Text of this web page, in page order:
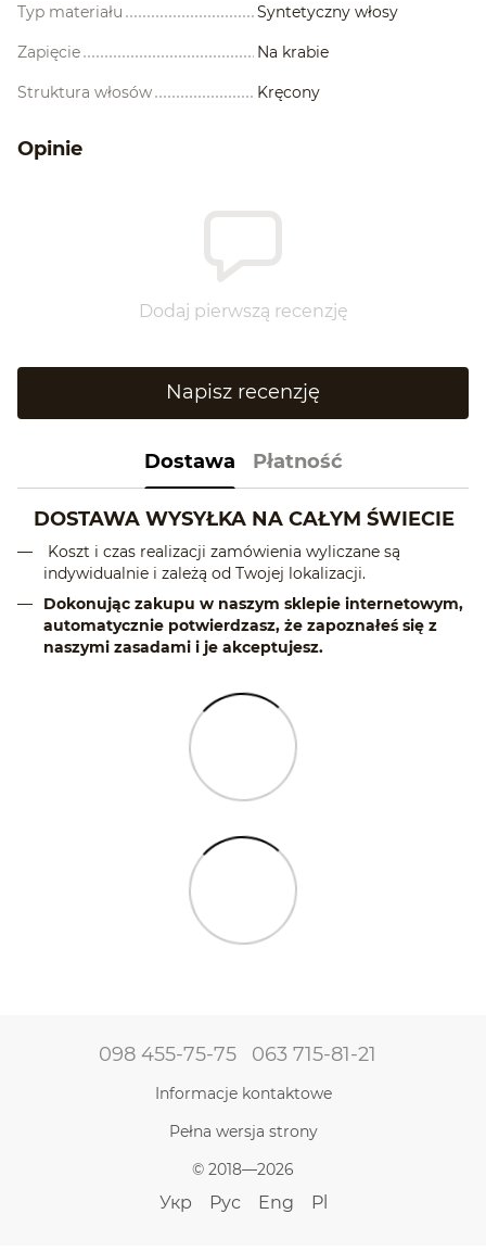
Typ materiału Syntetyczny włosy
Zapięcie Na krabie
Struktura włosów Kręcony
Opinie
Dodaj pierwszą recenzję
Napisz recenzję
Dostawa Płatność
DOSTAWA WYSYŁKA NA CAŁYM ŚWIECIE
Koszt i czas realizacji zamówienia wyliczane są
indywidualnie i zależą od Twojej lokalizacji.
Dokonując zakupu w naszym sklepie internetowym,
automatycznie potwierdzasz, że zapoznałeś się z
naszymi zasadami i je akceptujesz.
098 455-75-75 063 715-81-21
Informacje kontaktowe
Pełna wersja strony
© 2018—2026
Укр Рус Eng Pl